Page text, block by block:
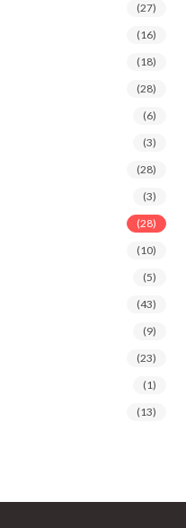
(27)
(16)
(18)
(28)
(6)
(3)
(28)
(3)
(28)
(10)
(5)
(43)
(9)
(23)
(1)
(13)